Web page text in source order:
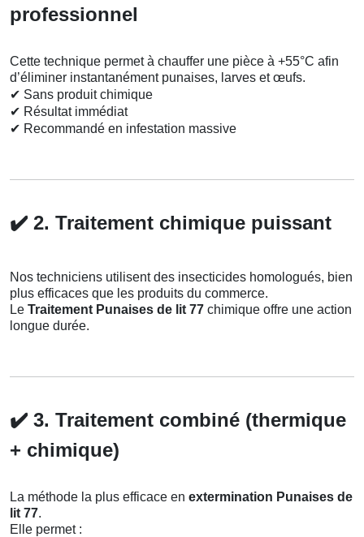
professionnel
Cette technique permet à chauffer une pièce à +55°C afin
d’éliminer instantanément punaises, larves et œufs.
✔ Sans produit chimique
✔ Résultat immédiat
✔ Recommandé en infestation massive
✔️ 2. Traitement chimique puissant
Nos techniciens utilisent des insecticides homologués, bien
plus efficaces que les produits du commerce.
Le Traitement Punaises de lit 77 chimique offre une action
longue durée.
✔️ 3. Traitement combiné (thermique
+ chimique)
La méthode la plus efficace en extermination Punaises de
lit 77.
Elle permet :